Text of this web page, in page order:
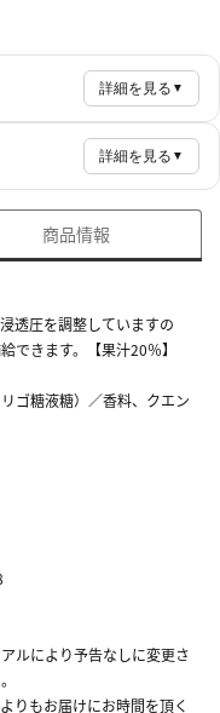
詳細を見る ▼
詳細を見る ▼
商品情報
透圧を調整していますの
できます。【果汁20％】
ゴ糖液糖）／香料、クエン
ルにより予告なしに変更さ
りもお届けにお時間を頂く